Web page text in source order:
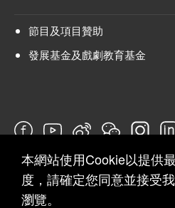
節目及項目贊助
發展基金及戲劇教育基金
問卷
本網站使用Cookie以提供
度，請確定您同意並接受
瀏覽。